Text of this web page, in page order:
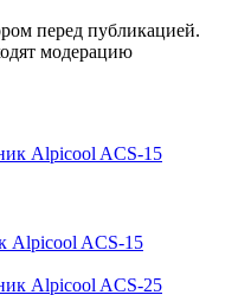
перед публикацией.
модерацию
Alpicool ACS-15